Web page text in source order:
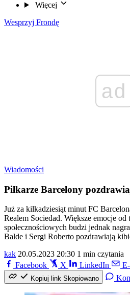
Więcej
Wesprzyj Frondę
ad
Wiadomości
Piłkarze Barcelony
Już za kilkadziesiąt minut FC
Realem Sociedad. Większe emocje
społecznościowych budzi jednak
Balde i Sergi Roberto pozdrawiają
kak 20.05.2023 20:30 1 min czytania
Facebook
X LinkedIn
Kopiuj link Skopiowano